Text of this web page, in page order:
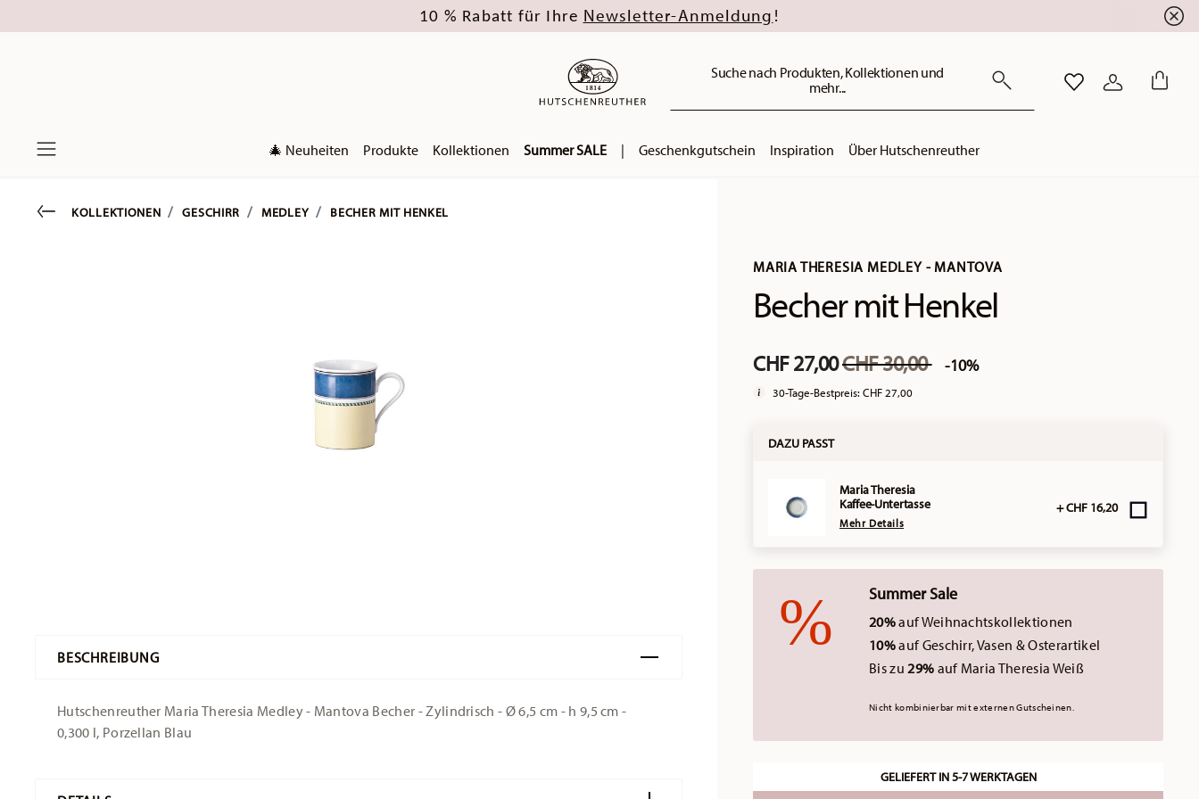
10 % Rabatt für Ihre Newsletter-Anmeldung !
Suche nach Produkten, Kollektionen und
mehr...
WISHLISTANMELDEN
🎄 Neuheiten Produkte Kollektionen Summer SALE | Geschenkgutschein Inspiration Über Hutschenreuther
MARIA THERESIA MEDLEY - MANTOVA
Becher mit Henkel
CHF 27,00Price reduced from
CHF 30,00to-10%
30-Tage-Bestpreis:CHF 27,00
DAZU PASST
Maria Theresia
Kaffee-Untertasse
Mehr Details
+ CHF 16,20
Summer Sale
20%auf Weihnachtskollektionen
10%auf Geschirr, Vasen & Osterartikel
Bis zu29% auf Maria Theresia Weiß
Nicht kombinierbar mit externen Gutscheinen.
GELIEFERT IN 5-7 WERKTAGEN
Go backKOLLEKTIONEN GESCHIRR MEDLEY BECHER MIT HENKEL
BESCHREIBUNG
Hutschenreuther Maria Theresia Medley - Mantova Becher - Zylindrisch - Ø 6,5 cm - h 9,5 cm -
0,300 l, Porzellan Blau